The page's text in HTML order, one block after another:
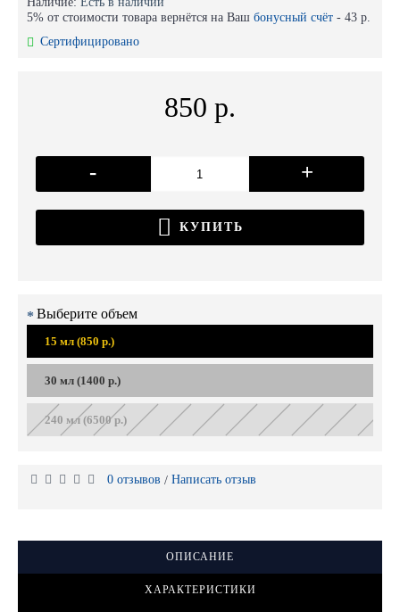
5% от стоимости товара вернётся на Ваш бонусный счёт - 43 р.
Сертифицировано
850 р.
- +
КУПИТЬ
Выберите объем
15 мл (850 р.)
30 мл (1400 р.)
240 мл (6500 р.)
0 отзывов / Написать отзыв
ОПИСАНИЕ
ХАРАКТЕРИСТИКИ